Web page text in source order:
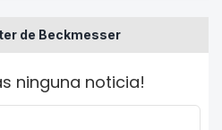
de Beckmesser
ninguna noticia!